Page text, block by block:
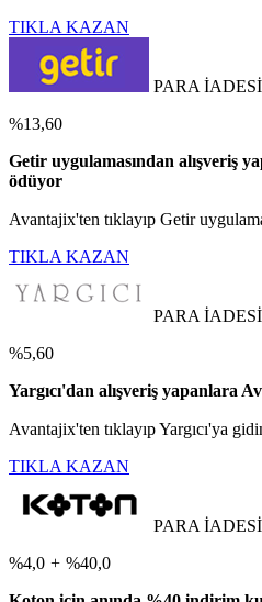
TIKLA KAZAN
PARA İADESİ
%13,60
Getir uygulamasından alışveriş
ödüyor
Avantajix'ten tıklayıp Getir
TIKLA KAZAN
PARA İADESİ
%5,60
Yargıcı'dan alışveriş yapanlara
Avantajix'ten tıklayıp Yargıcı'ya
TIKLA KAZAN
PARA
%4,0 + %40,0